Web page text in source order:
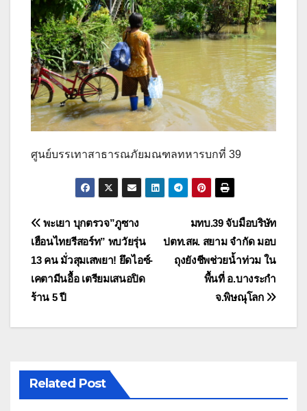
ศูนย์บรรเทาสาธารณภัยมณฑลทหารบกที่ 39
แนะแนว
เรื่อง
มทบ.39 จับมือบริษัท
ปตท.สผ. สยาม จำกัด มอบ
ถุงยังชีพช่วยน้ำท่วม ใน
พื้นที่ อ.บางระกำ
จ.พิษณุโลก
พะเยา บุกตรวจ”ภูซาง
เฮือนไทยรีสอร์ท” พบวัยรุ่น
13 คน มั่วสุมเสพยา! ยึดไอซ์-
เคตามีนอื้อ เตรียมเสนอปิด
ร้าน 5 ปี
Related Post